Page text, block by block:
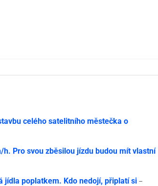
celého satelitního městečka o
Pro svou zběsilou jízdu budou mít vlastní
jídla poplatkem. Kdo nedojí, připlatí si –